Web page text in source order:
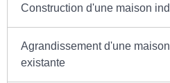
Construction d'une maison
Agrandissement d'une
existante